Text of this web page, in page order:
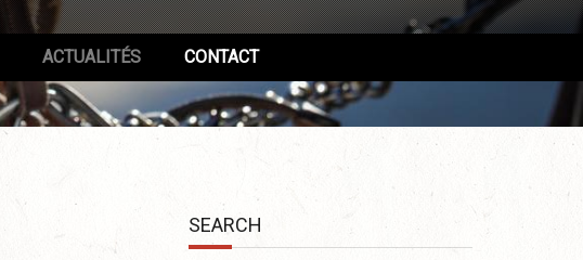
ACTUALITÉS CONTACT
SEARCH